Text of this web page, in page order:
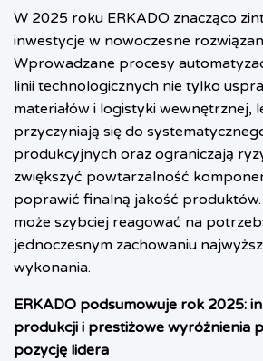
W 2025 roku ERKADO znacząco
inwestycje w nowoczesne
Wprowadzane procesy
linii technologicznych nie tylko
materiałów i logistyki wewnętrznej,
przyczyniają się do
produkcyjnych oraz ograniczają
zwiększyć powtarzalność
poprawić finalną jakość
może szybciej reagować na
jednoczesnym zachowaniu
wykonania.
ERKADO podsumowuje rok 2025:
produkcji i prestiżowe wyróżnienia
pozycję lidera